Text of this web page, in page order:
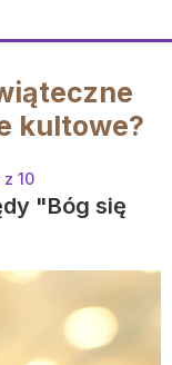
kultowe?
10
"Bóg się